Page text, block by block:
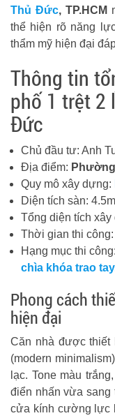
Thủ Đức, TP.HCM
thể hiện rõ năng
thẩm mỹ hiện đại
Thông tin
phố 1 trệt 2
Đức
Chủ đầu tư: Anh
Địa điểm:
Quy mô xây dựng:
Diện tích sàn:
Tổng diện tích xây
Thời gian thi công:
Hạng mục thi công:
chìa khóa trao tay
Phong cách
hiện đại
Căn nhà được thiết
(modern
lạc. Tone màu
điển nhấn vừa sang
cửa kính cường lực